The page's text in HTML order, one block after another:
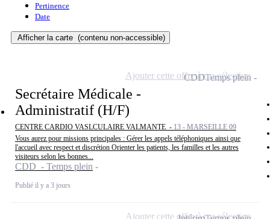
Pertinence
Date
Afficher la carte (contenu non-accessible)
Secrétaire Médicale -
Administratif (H/F)
CENTRE CARDIO VASLCULAIRE VALMANTE - 13 - MARSEILLE 09
Vous aurez pour missions principales : Gérer les appels téléphoniques ainsi que
l'accueil avec respect et discrétion Orienter les patients, les familles et les autres
visiteurs selon les bonnes...
CDD - Temps plein
Publié il y a 3 jours
CDDTemps plein
Ajouter cette offre à ma sélection
Ajouter cette offre à ma sélection